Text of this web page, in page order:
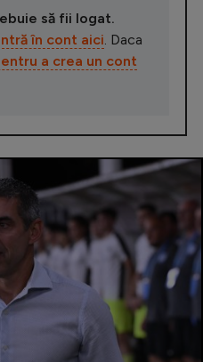
să fii logat.
în cont aici . Daca
a crea un cont